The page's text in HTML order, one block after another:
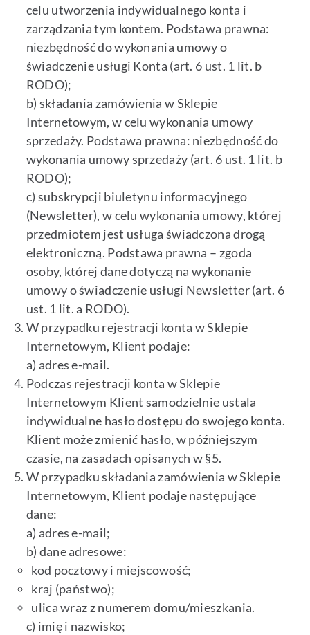
celu utworzenia indywidualnego konta i
zarządzania tym kontem. Podstawa prawna:
niezbędność do wykonania umowy o
świadczenie usługi Konta (art. 6 ust. 1 lit. b
RODO);
b) składania zamówienia w Sklepie
Internetowym, w celu wykonania umowy
sprzedaży. Podstawa prawna: niezbędność do
wykonania umowy sprzedaży (art. 6 ust. 1 lit. b
RODO);
c) subskrypcji biuletynu informacyjnego
(Newsletter), w celu wykonania umowy, której
przedmiotem jest usługa świadczona drogą
elektroniczną. Podstawa prawna – zgoda
osoby, której dane dotyczą na wykonanie
umowy o świadczenie usługi Newsletter (art. 6
ust. 1 lit. a RODO).
W przypadku rejestracji konta w Sklepie
Internetowym, Klient podaje:
a) adres e-mail.
Podczas rejestracji konta w Sklepie
Internetowym Klient samodzielnie ustala
indywidualne hasło dostępu do swojego konta.
Klient może zmienić hasło, w późniejszym
czasie, na zasadach opisanych w §5.
W przypadku składania zamówienia w Sklepie
Internetowym, Klient podaje następujące
dane:
a) adres e-mail;
b) dane adresowe:
kod pocztowy i miejscowość;
kraj (państwo);
ulica wraz z numerem domu/mieszkania.
c) imię i nazwisko;